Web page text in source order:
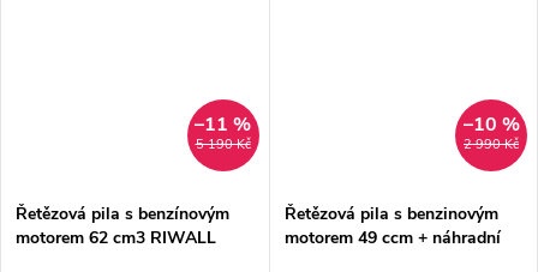
5 190 Kč
–11 %
Řetězová pila s benzínovým
motorem 62 cm3 RIWALL
2 990 Kč
–10 %
Řetězová pila s benzinovým
motorem 49 ccm + náhradní